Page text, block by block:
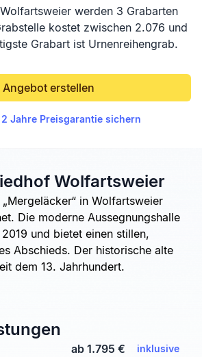
werden 3 Grabarten
kostet zwischen 2.076 und
Grabart ist Urnenreihengrab.
Angebot erstellen
Jahre Preisgarantie sichern
Wolfartsweier
in Wolfartsweier
Die moderne Aussegnungshalle
und bietet einen stillen,
Abschieds. Der historische alte
dem 13. Jahrhundert.
ab 1.795 € inklusive